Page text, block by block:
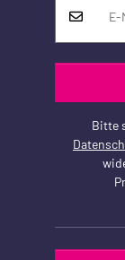
Bitte